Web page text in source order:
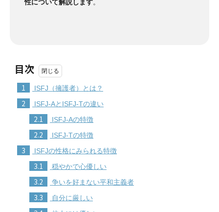
性について解説します。
目次
1 ISFJ（擁護者）とは？
2 ISFJ-AとISFJ-Tの違い
2.1 ISFJ-Aの特徴
2.2 ISFJ-Tの特徴
3 ISFJの性格にみられる特徴
3.1 穏やかで心優しい
3.2 争いを好まない平和主義者
3.3 自分に厳しい